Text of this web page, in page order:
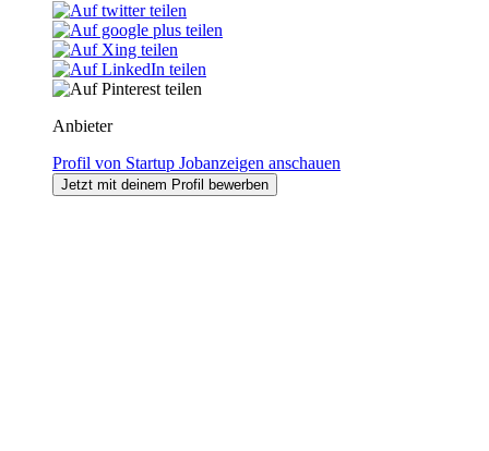
Anbieter
Profil von Startup Jobanzeigen anschauen
Jetzt mit deinem Profil bewerben